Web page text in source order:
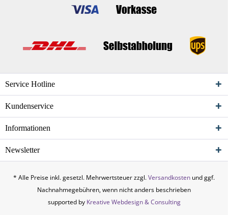
Service Hotline
Kundenservice
Informationen
Newsletter
* Alle Preise inkl. gesetzl. Mehrwertsteuer zzgl.Versandkosten und ggf.
Nachnahmegebühren, wenn nicht anders beschrieben
supported by Kreative Webdesign & Consulting